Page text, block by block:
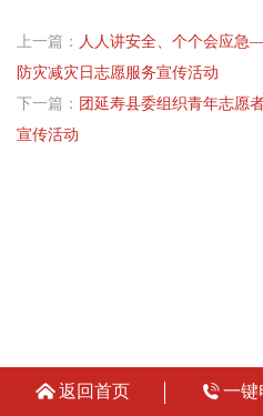
上一篇： 人人讲安全、个个会应
防灾减灾日志愿服务宣传活动
下一篇： 团延寿县委组织青年志愿
宣传活动
返回首页 一键